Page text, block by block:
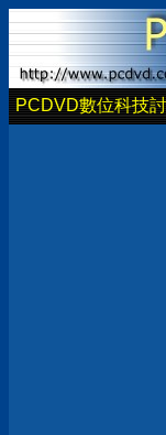
PCDVD數位科技